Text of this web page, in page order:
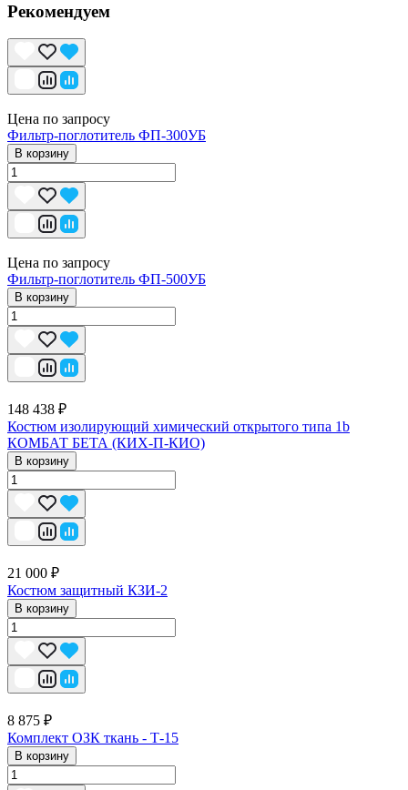
Рекомендуем
Цена по запросу
Фильтр-поглотитель ФП-300УБ
В корзину
Цена по запросу
Фильтр-поглотитель ФП-500УБ
В корзину
148 438 ₽
Костюм изолирующий химический открытого типа 1b
КОМБАТ БЕТА (КИХ-П-КИО)
В корзину
21 000 ₽
Костюм защитный КЗИ-2
В корзину
8 875 ₽
Комплект ОЗК ткань - Т-15
В корзину